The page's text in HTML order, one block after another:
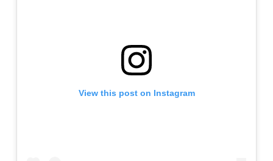
View this post on Instagram